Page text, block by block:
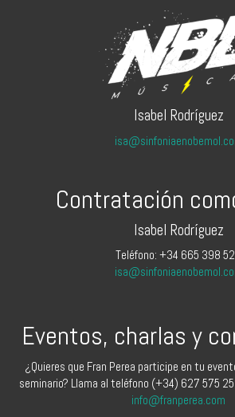
Isabel Rodríguez
Contratación
Isabel Rodríguez
Teléfono: +34 665 398
Eventos, charlas y
¿Quieres que Fran Perea participe en tu
seminario? Llama al teléfono (+34) 627 575
info@franperea.com